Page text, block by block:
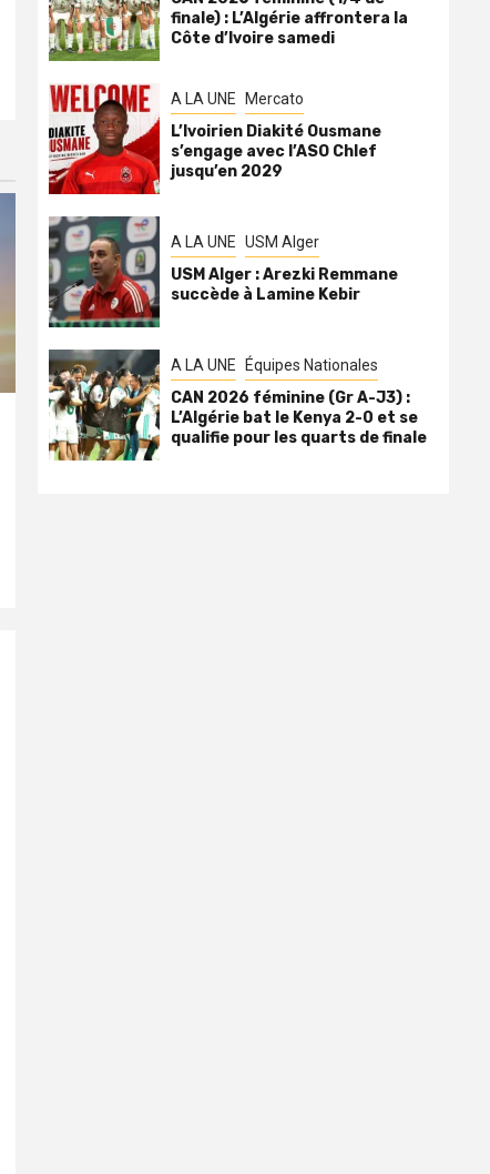
finale) : L’Algérie affrontera la
Côte d’Ivoire samedi
A LA UNE Mercato
L’Ivoirien Diakité Ousmane
s’engage avec l’ASO Chlef
jusqu’en 2029
A LA UNE USM Alger
USM Alger : Arezki Remmane
succède à Lamine Kebir
A LA UNE Équipes Nationales
CAN 2026 féminine (Gr A-J3) :
L’Algérie bat le Kenya 2-0 et se
qualifie pour les quarts de finale